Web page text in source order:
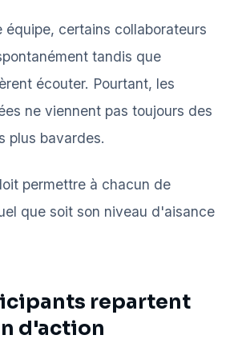
équipe, certains collaborateurs
tandis que
écouter. Pourtant, les
ne viennent pas toujours des
plus bavardes.
permettre à chacun de
que soit son niveau d'aisance
repartent
d'action